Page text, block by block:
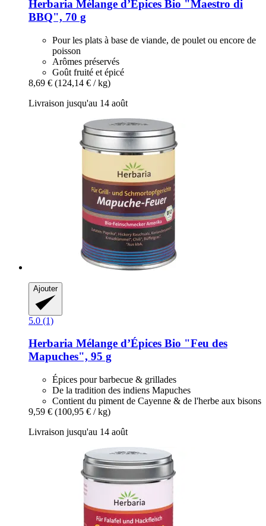
Herbaria Mélange d’Épices Bio "Maestro di
BBQ", 70 g
Pour les plats à base de viande, de poulet ou encore de
poisson
Arômes préservés
Goût fruité et épicé
8,69 € (124,14 € / kg)
Livraison jusqu'au 14 août
Ajouter
5.0 (1)
Herbaria Mélange d’Épices Bio "Feu des
Mapuches", 95 g
Épices pour barbecue & grillades
De la tradition des indiens Mapuches
Contient du piment de Cayenne & de l'herbe aux bisons
9,59 € (100,95 € / kg)
Livraison jusqu'au 14 août